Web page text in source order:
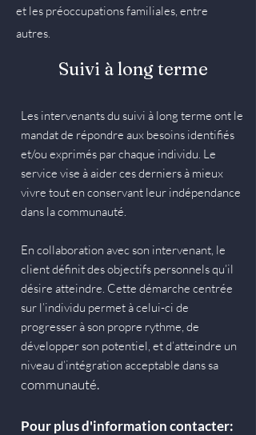
et les préoccupations familiales, entre
autres.
Suivi à long terme
Les intervenants du suivi à long terme ont le
mandat de répondre aux besoins identifiés
et/ou exprimés par chaque individu. Le
service vise à aider ces derniers à mieux
vivre tout en conservant leur indépendance
dans la communauté.
En collaboration avec son intervenant, le
client définit des objectifs personnels qu’il
désire atteindre. Cette démarche centrée
sur l’individu permet à celui-ci de
progresser à son propre rythme, de
développer son potentiel, et d’atteindre un
niveau d’intégration acceptable dans sa
communauté.
Pour plus d'information contacter: